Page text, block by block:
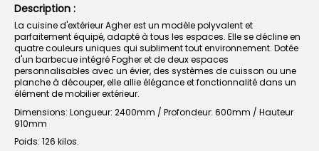
Description :
La cuisine d'extérieur Agher est un modèle polyvalent et
parfaitement équipé, adapté à tous les espaces. Elle se décline en
quatre couleurs uniques qui subliment tout environnement. Dotée
d'un barbecue intégré Fogher et de deux espaces
personnalisables avec un évier, des systèmes de cuisson ou une
planche à découper, elle allie élégance et fonctionnalité dans un
élément de mobilier extérieur.
Dimensions: Longueur: 2400mm / Profondeur: 600mm / Hauteur
910mm
Poids: 126 kilos.